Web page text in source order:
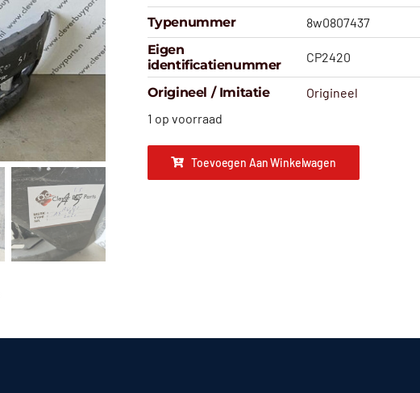
Typenummer
8w0807437
Eigen
identificatienummer
CP2420
Origineel / Imitatie
Origineel
1 op voorraad
Toevoegen Aan Winkelwagen